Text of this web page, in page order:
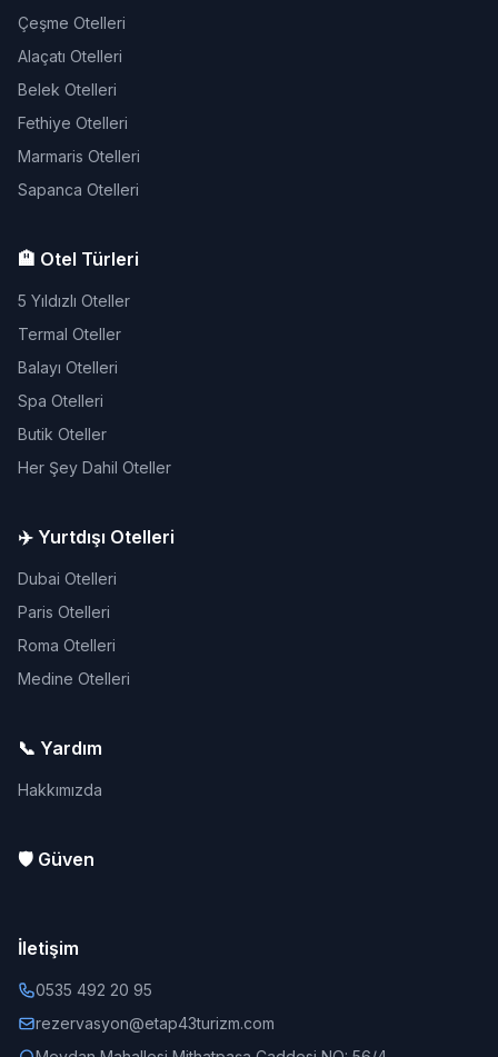
Çeşme Otelleri
Alaçatı Otelleri
Belek Otelleri
Fethiye Otelleri
Marmaris Otelleri
Sapanca Otelleri
🏨 Otel Türleri
5 Yıldızlı Oteller
Termal Oteller
Balayı Otelleri
Spa Otelleri
Butik Oteller
Her Şey Dahil Oteller
✈️ Yurtdışı Otelleri
Dubai Otelleri
Paris Otelleri
Roma Otelleri
Medine Otelleri
📞 Yardım
Hakkımızda
🛡️ Güven
İletişim
0535 492 20 95
rezervasyon@etap43turizm.com